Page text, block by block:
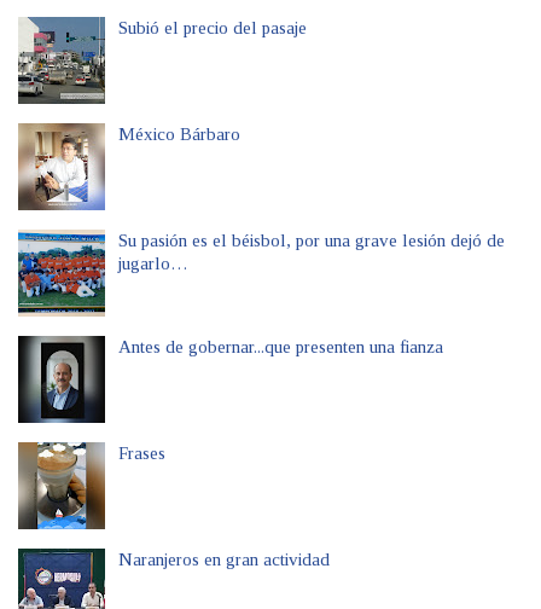
Subió el precio del pasaje
México Bárbaro
Su pasión es el béisbol, por una grave lesión dejó de
jugarlo…
Antes de gobernar...que presenten una fianza
Frases
Naranjeros en gran actividad